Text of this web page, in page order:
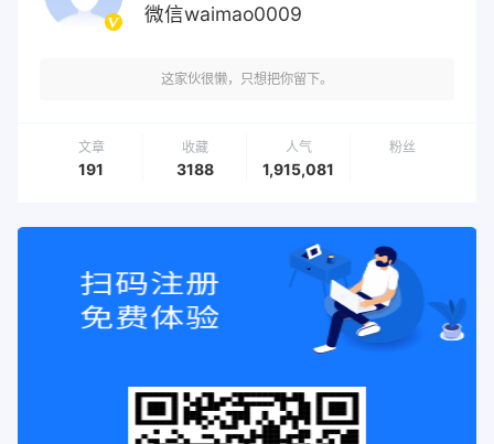
微信waimao0009
这家伙很懒，只想把你留下。
文章
191
收藏
3188
人气
1,915,081
粉丝